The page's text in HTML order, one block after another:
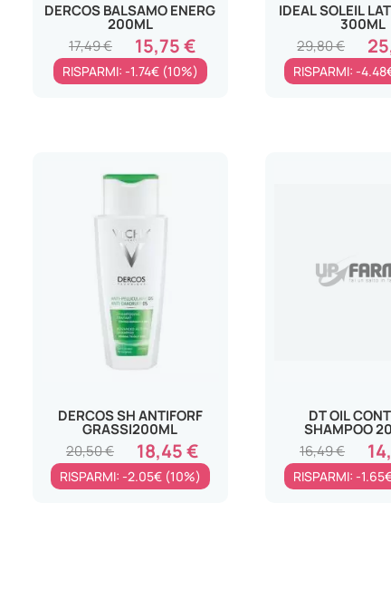
DERCOS BALSAMO ENERG
200ML
15,75 €
17,49 €
RISPARMI: -1.74€ (10%)
IDEAL SOLEIL
300ML
29,80 €
RISPARMI: -
DERCOS SH ANTIFORF
GRASSI200ML
18,45 €
20,50 €
RISPARMI: -2.05€ (10%)
DT OIL
SHAMPOO
16,49 €
RISPARMI: -